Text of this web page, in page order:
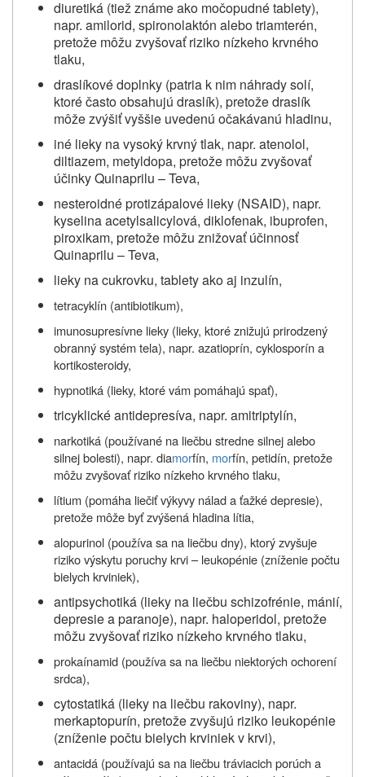
diuretiká (tiež známe ako močopudné tablety),
napr. amilorid, spironolaktón alebo triamterén,
pretože môžu zvyšovať riziko nízkeho krvného
tlaku,
draslíkové doplnky (patria k nim náhrady solí,
ktoré často obsahujú draslík), pretože draslík
môže zvýšiť vyššie uvedenú očakávanú hladinu,
iné lieky na vysoký krvný tlak, napr. atenolol,
diltiazem, metyldopa, pretože môžu zvyšovať
účinky Quinaprilu – Teva,
nesteroidné protizápalové lieky (NSAID), napr.
kyselina acetylsalicylová, diklofenak, ibuprofen,
piroxikam, pretože môžu znižovať účinnosť
Quinaprilu – Teva,
lieky na cukrovku, tablety ako aj inzulín,
tetracyklín (antibiotikum),
imunosupresívne lieky (lieky, ktoré znižujú prirodzený
obranný systém tela), napr. azatioprín, cyklosporín a
kortikosteroidy,
hypnotiká (lieky, ktoré vám pomáhajú spať),
tricyklické antidepresíva, napr. amitriptylín,
narkotiká (používané na liečbu stredne silnej alebo
silnej bolesti), napr. diamorfín, morfín, petidín, pretože
môžu zvyšovať riziko nízkeho krvného tlaku,
lítium (pomáha liečiť výkyvy nálad a ťažké depresie),
pretože môže byť zvýšená hladina lítia,
alopurinol (používa sa na liečbu dny), ktorý zvyšuje
riziko výskytu poruchy krvi – leukopénie (zníženie počtu
bielych krviniek),
antipsychotiká (lieky na liečbu schizofrénie, mánií,
depresie a paranoje), napr. haloperidol, pretože
môžu zvyšovať riziko nízkeho krvného tlaku,
prokaínamid (používa sa na liečbu niektorých ochorení
srdca),
cytostatiká (lieky na liečbu rakoviny), napr.
merkaptopurín, pretože zvyšujú riziko leukopénie
(zníženie počtu bielych krviniek v krvi),
antacidá (používajú sa na liečbu tráviacich porúch a